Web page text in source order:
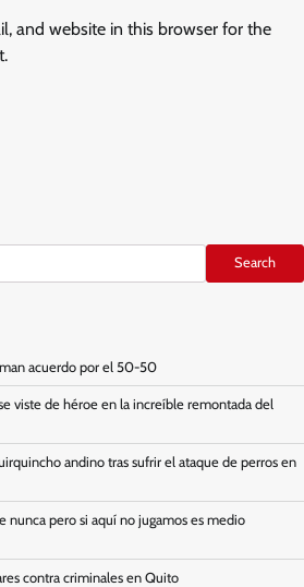
and website in this browser for the
Search
acuerdo por el 50-50
viste de héroe en la increíble remontada del
andino tras sufrir el ataque de perros en
nunca pero si aquí no jugamos es medio
contra criminales en Quito